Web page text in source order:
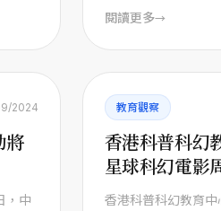
啟動。 作為2 ...
閱讀更多→
2024
將
，中
教育觀察
香港科普科幻
星球科幻電影
香港科普科幻教育